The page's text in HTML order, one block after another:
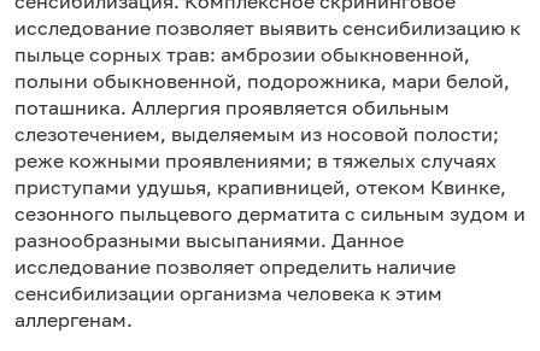
исследование позволяет выявить сенсибилизацию к
пыльце сорных трав: амброзии обыкновенной,
полыни обыкновенной, подорожника, мари белой,
поташника. Аллергия проявляется обильным
слезотечением, выделяемым из носовой полости;
реже кожными проявлениями; в тяжелых случаях
приступами удушья, крапивницей, отеком Квинке,
сезонного пыльцевого дерматита с сильным зудом и
разнообразными высыпаниями. Данное
исследование позволяет определить наличие
сенсибилизации организма человека к этим
аллергенам.